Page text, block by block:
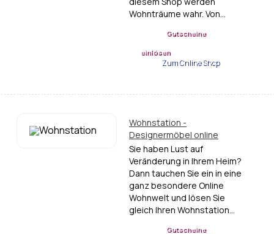
Wohnträume wahr. Von…
Gutscheine
einlösen
Zum Online Shop
Wohnstation -
Designermöbel online
Sie haben Lust auf
Veränderung in Ihrem Heim?
Dann tauchen Sie ein in eine
ganz besondere Online
Wohnwelt und lösen Sie
gleich Ihren Wohnstation…
Gutscheine